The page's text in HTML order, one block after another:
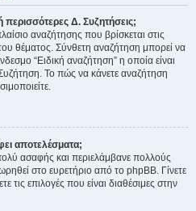
Δ. Συζητήσεις;
αναζήτησης που βρίσκεται στις
θέματος. Σύνθετη αναζήτηση μπορεί να
“Ειδική αναζήτηση” η οποία είναι
Το πώς να κάνετε αναζήτηση
αποτελέσματα;
ασαφής και περιελάμβανε πολλούς
στο ευρετήριο από το phpBB. Γίνετε
τις επιλογές που είναι διαθέσιμες στην